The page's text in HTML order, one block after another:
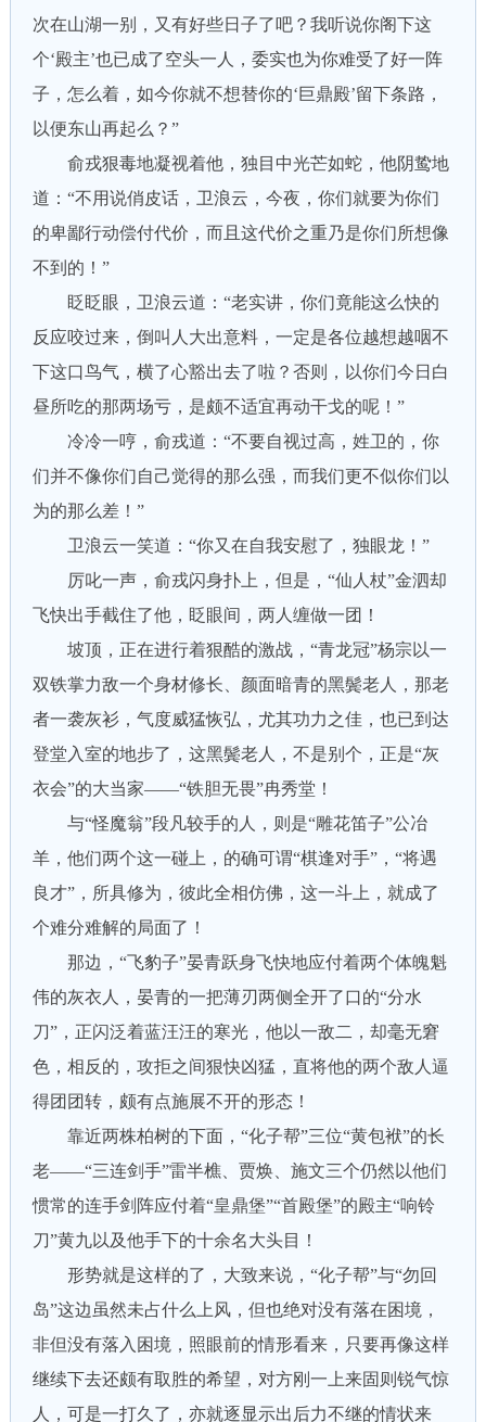
次在山湖一别，又有好些日子了吧？我听说你阁下这
个‘殿主’也已成了空头一人，委实也为你难受了好一阵
子，怎么着，如今你就不想替你的‘巨鼎殿’留下条路，
以便东山再起么？”
俞戎狠毒地凝视着他，独目中光芒如蛇，他阴鸷地
道：“不用说俏皮话，卫浪云，今夜，你们就要为你们
的卑鄙行动偿付代价，而且这代价之重乃是你们所想像
不到的！”
眨眨眼，卫浪云道：“老实讲，你们竟能这么快的
反应咬过来，倒叫人大出意料，一定是各位越想越咽不
下这口鸟气，横了心豁出去了啦？否则，以你们今日白
昼所吃的那两场亏，是颇不适宜再动干戈的呢！”
冷冷一哼，俞戎道：“不要自视过高，姓卫的，你
们并不像你们自己觉得的那么强，而我们更不似你们以
为的那么差！”
卫浪云一笑道：“你又在自我安慰了，独眼龙！”
厉叱一声，俞戎闪身扑上，但是，“仙人杖”金泗却
飞快出手截住了他，眨眼间，两人缠做一团！
坡顶，正在进行着狠酷的激战，“青龙冠”杨宗以一
双铁掌力敌一个身材修长、颜面暗青的黑鬓老人，那老
者一袭灰衫，气度威猛恢弘，尤其功力之佳，也已到达
登堂入室的地步了，这黑鬓老人，不是别个，正是“灰
衣会”的大当家——“铁胆无畏”冉秀堂！
与“怪魔翁”段凡较手的人，则是“雕花笛子”公冶
羊，他们两个这一碰上，的确可谓“棋逢对手”，“将遇
良才”，所具修为，彼此全相仿佛，这一斗上，就成了
个难分难解的局面了！
那边，“飞豹子”晏青跃身飞快地应付着两个体魄魁
伟的灰衣人，晏青的一把薄刃两侧全开了口的“分水
刀”，正闪泛着蓝汪汪的寒光，他以一敌二，却毫无窘
色，相反的，攻拒之间狠快凶猛，直将他的两个敌人逼
得团团转，颇有点施展不开的形态！
靠近两株柏树的下面，“化子帮”三位“黄包袱”的长
老——“三连剑手”雷半樵、贾焕、施文三个仍然以他们
惯常的连手剑阵应付着“皇鼎堡”“首殿堡”的殿主“响铃
刀”黄九以及他手下的十余名大头目！
形势就是这样的了，大致来说，“化子帮”与“勿回
岛”这边虽然未占什么上风，但也绝对没有落在困境，
非但没有落入困境，照眼前的情形看来，只要再像这样
继续下去还颇有取胜的希望，对方刚一上来固则锐气惊
人，可是一打久了，亦就逐显示出后力不继的情状来